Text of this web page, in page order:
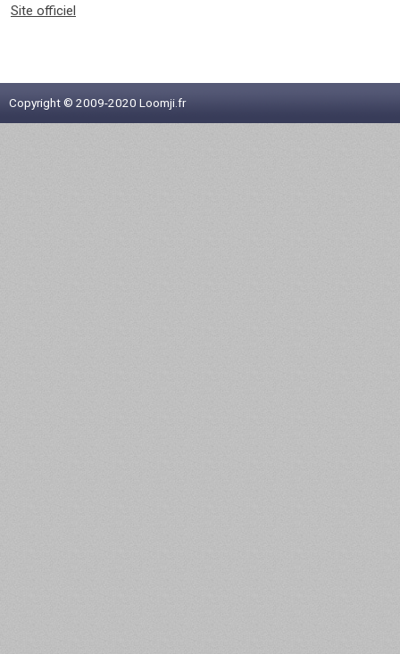
Site officiel
Copyright © 2009-2020 Loomji.fr